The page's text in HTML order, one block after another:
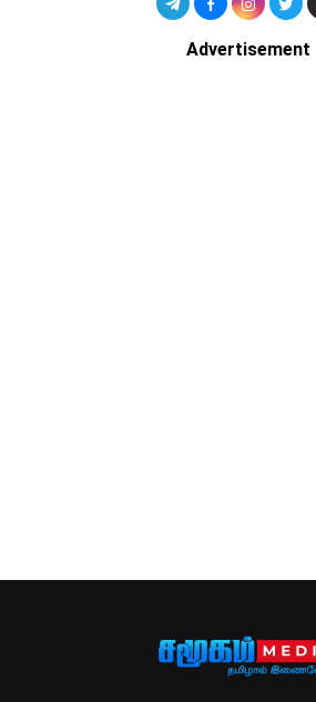
Advertisement